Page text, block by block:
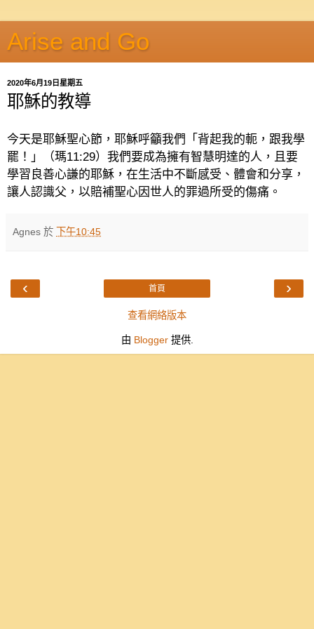
Arise and Go
2020年6月19日星期五
耶穌的教導
今天是耶穌聖心節，耶穌呼籲我們「背起我的軛，跟我學
罷！」（瑪11:29）我們要成為擁有智慧明達的人，且要
學習良善心謙的耶穌，在生活中不斷感受、體會和分享，
讓人認識父，以賠補聖心因世人的罪過所受的傷痛。
Agnes 於 下午10:45
‹ ›
首頁
查看網絡版本
由 Blogger提供.